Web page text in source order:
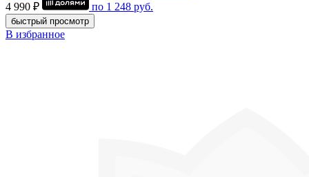
4 990 ₽
по 1 248 руб.
быстрый просмотр
В избранное